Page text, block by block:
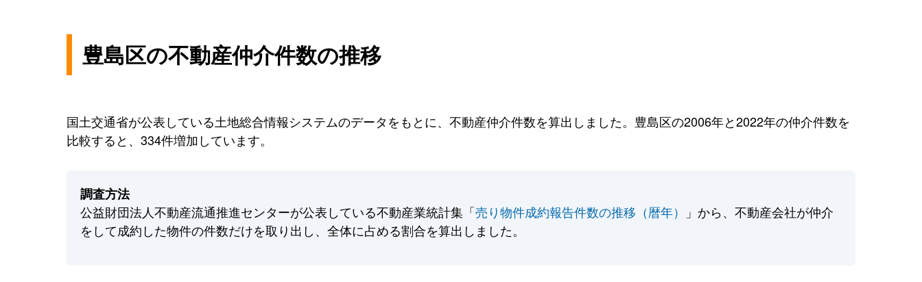
豊島区の不動産仲介件数の推移
国土交通省が公表している土地総合情報システムのデータをもとに、不動産仲介件数を算出しました。豊島区の2006年と2022年の仲介件数を
比較すると、334件増加しています。
調査方法
公益財団法人不動産流通推進センターが公表している不動産業統計集「売り物件成約報告件数の推移（暦年）
」から、不動産会社が仲介
をして成約した物件の件数だけを取り出し、全体に占める割合を算出しました。